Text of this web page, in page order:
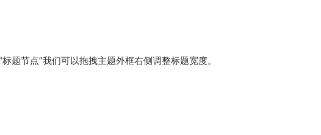
节点”我们可以拖拽主题外框右侧调整标题宽度。